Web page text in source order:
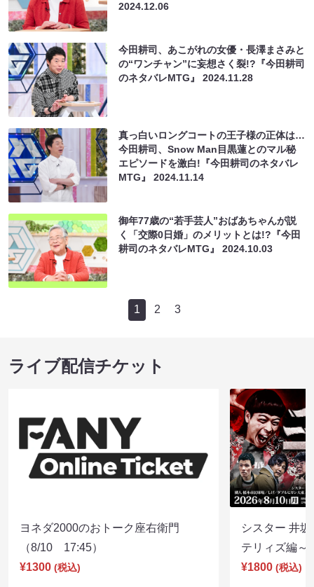
2024.12.06
今田耕司、あこがれの女優・長澤まさみと
の“ワンチャン”に妄想さく裂!?『今田耕司
のネタバレMTG』2024.11.28
真っ白いロングコートの王子様の正体は…
今田耕司、Snow Man目黒蓮とのマル秘
エピソードを激白!『今田耕司のネタバレ
MTG』2024.11.14
御年77歳の“若手芸人”おばあちゃんが説
く「交際0日婚」のメリットとは!?『今田
耕司のネタバレMTG』2024.10.03
1 2 3
ライブ配信チケット
ヨネダ2000のおトーク座右衛門
（8/10 17:45）
¥1300 (税込)
シスター 井
テリィズ編
¥1800 (税込)